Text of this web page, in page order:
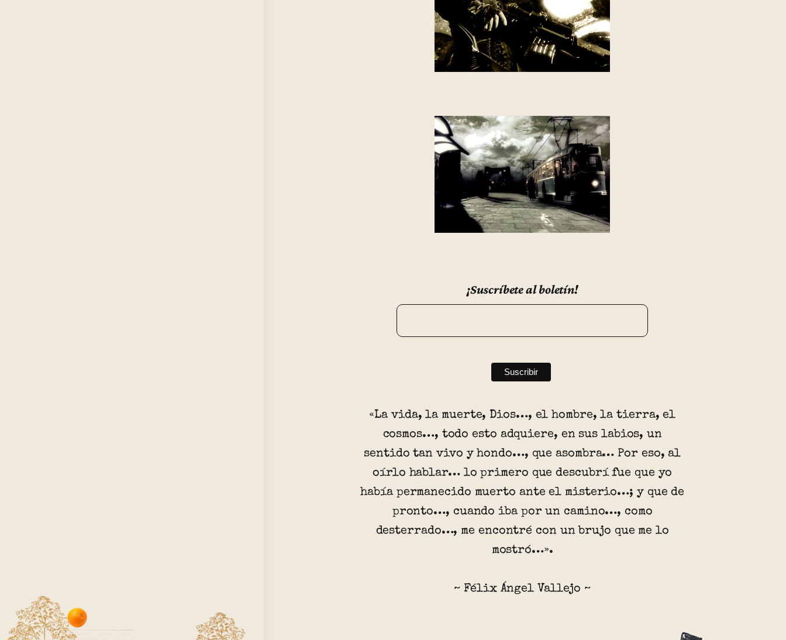
¡Suscríbete al boletín!
«La vida, la muerte, Dios…, el hombre, la tierra, el
cosmos…, todo esto adquiere, en sus labios, un
sentido tan vivo y hondo…, que asombra… Por eso, al
oírlo hablar… lo primero que descubrí fue que yo
había permanecido muerto ante el misterio…; y que de
pronto…, cuando iba por un camino…, como
desterrado…, me encontré con un brujo que me lo
mostró…».
~ Félix Ángel Vallejo ~